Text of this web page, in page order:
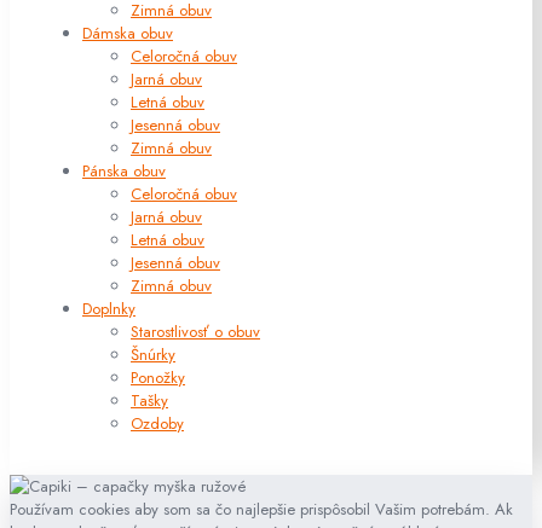
Zimná obuv
Dámska obuv
Celoročná obuv
Jarná obuv
Letná obuv
Jesenná obuv
Zimná obuv
Pánska obuv
Celoročná obuv
Jarná obuv
Letná obuv
Jesenná obuv
Zimná obuv
Doplnky
Starostlivosť o obuv
Šnúrky
Ponožky
Tašky
Ozdoby
Používam cookies aby som sa čo najlepšie prispôsobil Vašim potrebám. Ak